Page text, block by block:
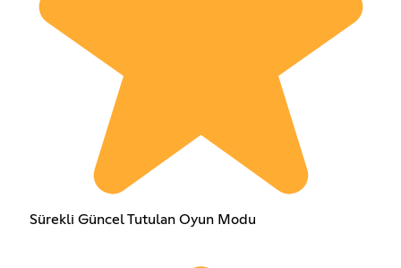
Sürekli Güncel Tutulan Oyun Modu